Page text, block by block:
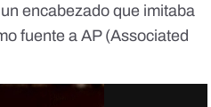
encabezado que imitaba
fuente a AP (Associated